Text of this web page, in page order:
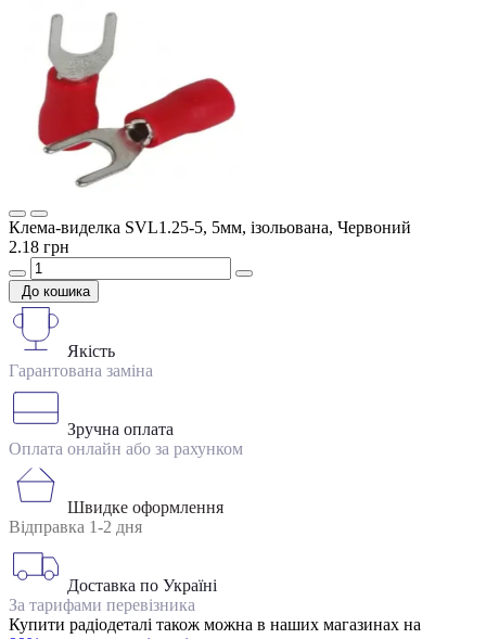
Клема-виделка SVL1.25-5, 5мм, ізольована, Червоний
2.18 грн
До кошика
Якість
Гарантована заміна
Зручна оплата
Оплата онлайн або за рахунком
Швидке оформлення
Відправка 1-2 дня
Доставка по Україні
За тарифами перевізника
Купити радіодеталі також можна в наших магазинах на